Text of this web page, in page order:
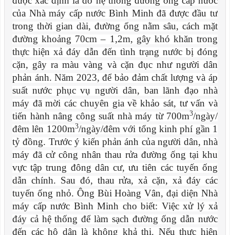
của Nhà máy cấp nước Bình Minh đã được đầu tư
trong thời gian dài, đường ống nằm sâu, cách mặt
đường khoảng 70cm – 1,2m, gây khó khăn trong
thực hiện xả đáy dẫn đến tình trạng nước bị đóng
cặn, gây ra màu vàng và cặn đục như người dân
phản ánh. Năm 2023, để bảo đảm chất lượng và áp
suất nước phục vụ người dân, ban lãnh đạo nhà
máy đã mời các chuyên gia về khảo sát, tư vấn và
tiến hành nâng công suất nhà máy từ 700m3/ngày/
đêm lên 1200m3/ngày/đêm với tổng kinh phí gần 1
tỷ đồng. Trước ý kiến phản ánh của người dân, nhà
máy đã cử công nhân thau rửa đường ống tại khu
vực tập trung đông dân cư, ưu tiên các tuyến ống
dẫn chính. Sau đó, thau rửa, xả cặn, xả đáy các
tuyến ống nhỏ. Ông Bùi Hoàng Vân, đại diện Nhà
máy cấp nước Bình Minh cho biết: Việc xử lý xả
đáy cả hệ thống để làm sạch đường ống dẫn nước
đến các hộ dân là không khả thi. Nếu thực hiện